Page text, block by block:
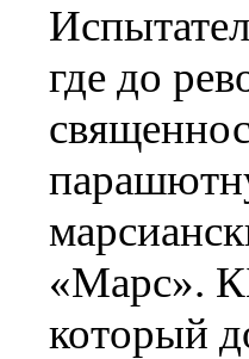
где до
«Марс».
который